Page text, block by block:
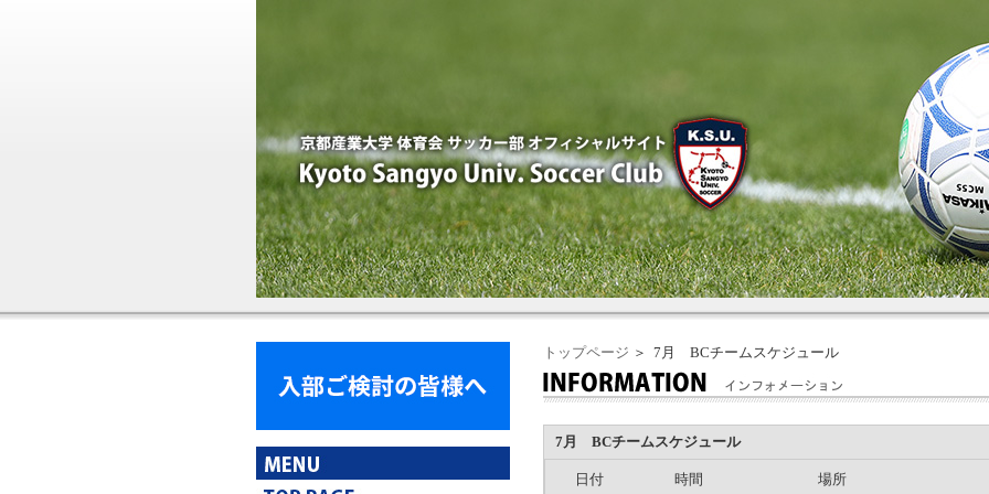
トップページ ＞ 7月 BCチームスケジュール
7月 BCチームスケジュール
日付 時間 場所